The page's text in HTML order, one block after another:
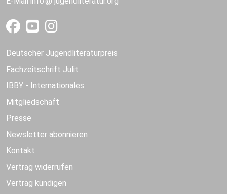
Deutscher Jugendliteraturpreis
Fachzeitschrift Julit
IBBY - Internationales
Mitgliedschaft
Presse
Newsletter abonnieren
Kontakt
Vertrag widerrufen
Vertrag kündigen